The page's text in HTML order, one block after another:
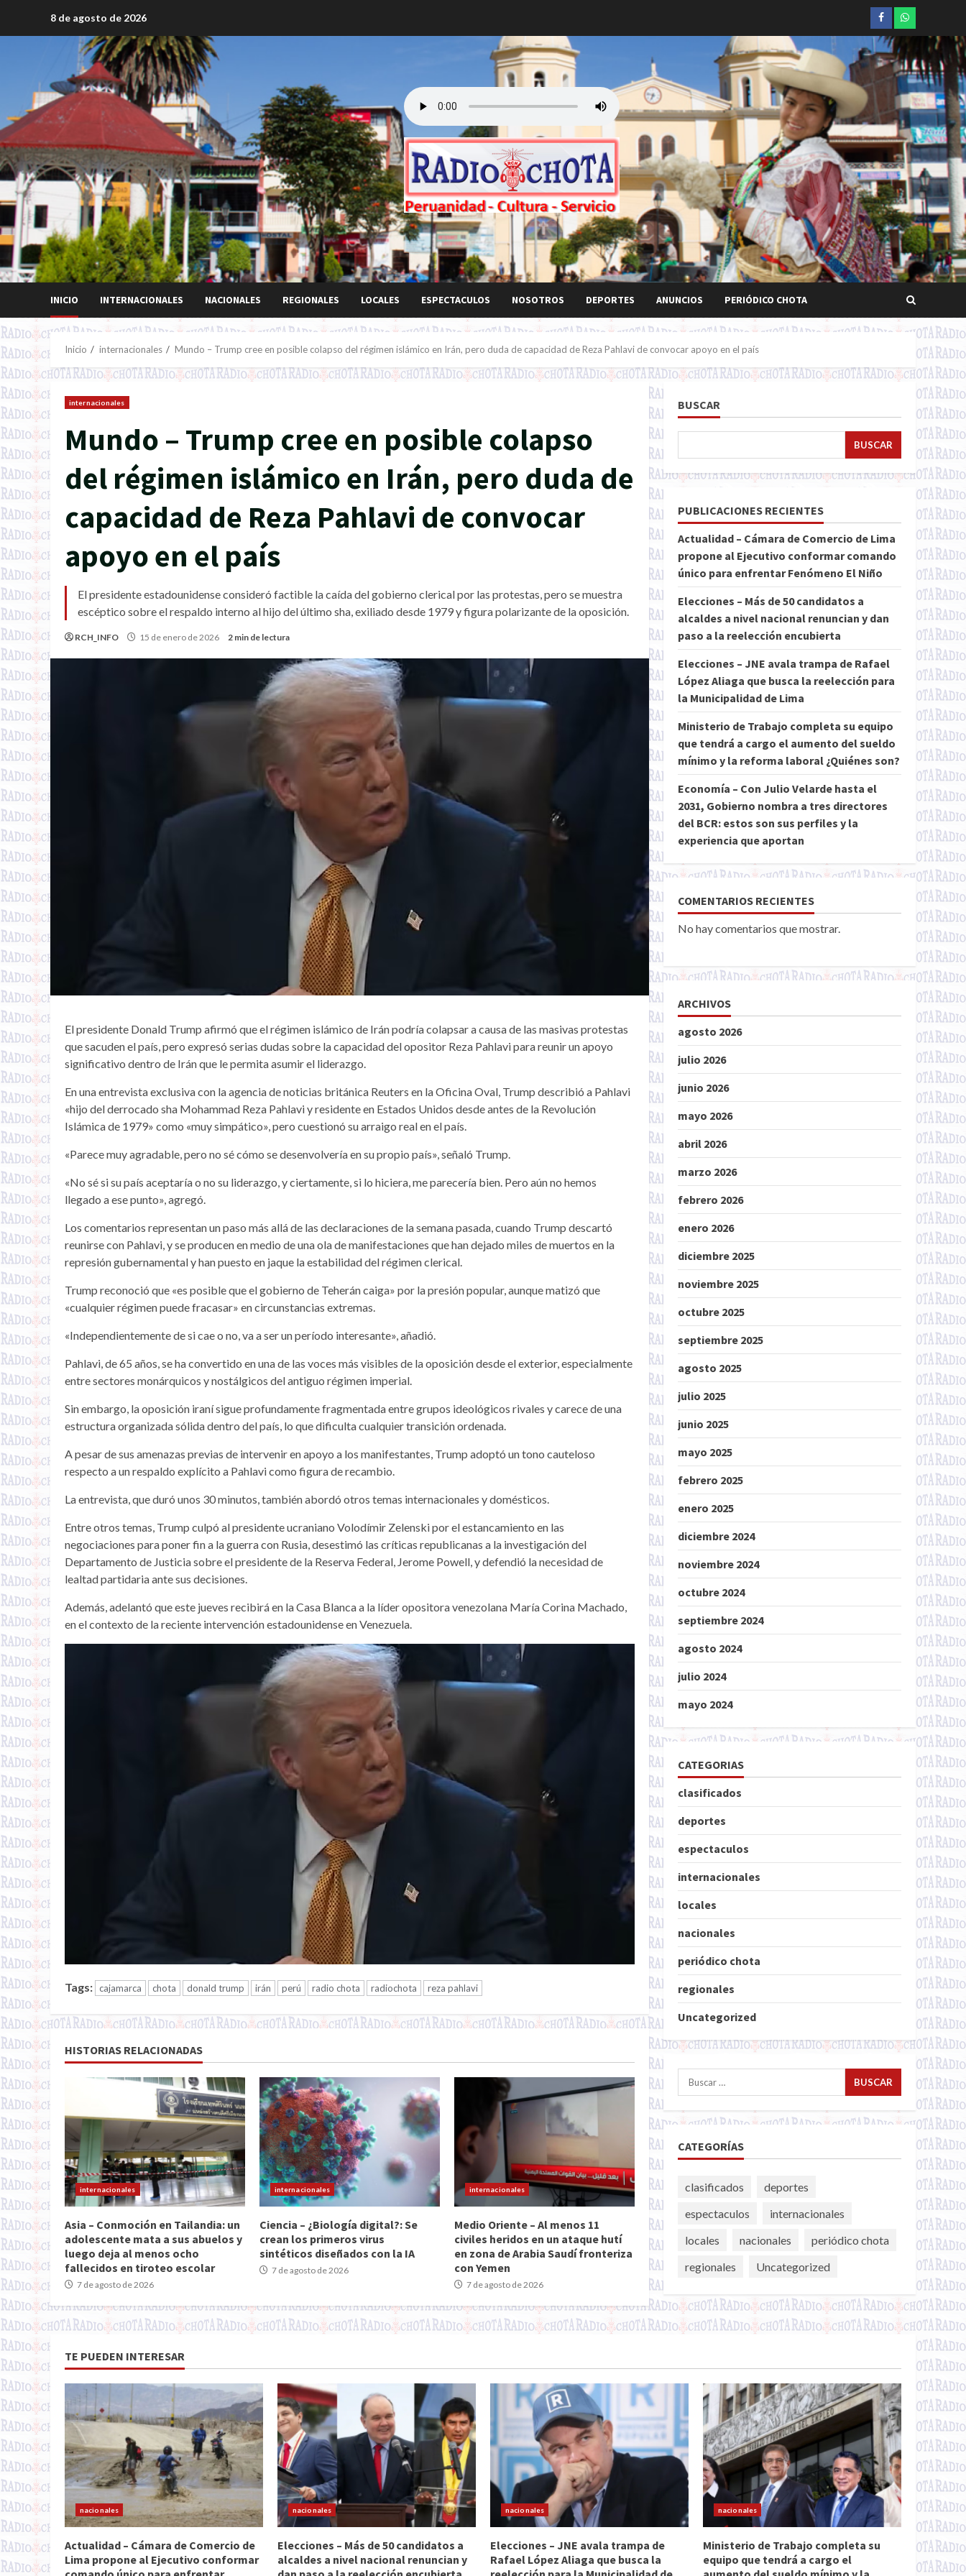
8 de agosto de 2026 Facebookwhatsapp
INICIO INTERNACIONALES NACIONALES REGIONALES LOCALES ESPECTACULOS NOSOTROS DEPORTES ANUNCIOS PERIÓDICO CHOTA
Inicio internacionales Mundo – Trump cree en posible colapso del régimen islámico en Irán, pero duda de capacidad de Reza Pahlavi de convocar apoyo en el país
internacionales
Mundo – Trump cree en posible colapso
del régimen islámico en Irán, pero duda de
capacidad de Reza Pahlavi de convocar
apoyo en el país
El presidente estadounidense consideró factible la caída del gobierno clerical por las protestas, pero se muestra
escéptico sobre el respaldo interno al hijo del último sha, exiliado desde 1979 y figura polarizante de la oposición.
RCH_INFO 15 de enero de 2026 2 min de lectura
El presidente Donald Trump afirmó que el régimen islámico de Irán podría colapsar a causa de las masivas protestas
que sacuden el país, pero expresó serias dudas sobre la capacidad del opositor Reza Pahlavi para reunir un apoyo
significativo dentro de Irán que le permita asumir el liderazgo.
En una entrevista exclusiva con la agencia de noticias británica Reuters en la Oficina Oval, Trump describió a Pahlavi
«hijo del derrocado sha Mohammad Reza Pahlavi y residente en Estados Unidos desde antes de la Revolución
Islámica de 1979» como «muy simpático», pero cuestionó su arraigo real en el país.
«Parece muy agradable, pero no sé cómo se desenvolvería en su propio país», señaló Trump.
«No sé si su país aceptaría o no su liderazgo, y ciertamente, si lo hiciera, me parecería bien. Pero aún no hemos
llegado a ese punto», agregó.
Los comentarios representan un paso más allá de las declaraciones de la semana pasada, cuando Trump descartó
reunirse con Pahlavi, y se producen en medio de una ola de manifestaciones que han dejado miles de muertos en la
represión gubernamental y han puesto en jaque la estabilidad del régimen clerical.
Trump reconoció que «es posible que el gobierno de Teherán caiga» por la presión popular, aunque matizó que
«cualquier régimen puede fracasar» en circunstancias extremas.
«Independientemente de si cae o no, va a ser un período interesante», añadió.
Pahlavi, de 65 años, se ha convertido en una de las voces más visibles de la oposición desde el exterior, especialmente
entre sectores monárquicos y nostálgicos del antiguo régimen imperial.
Sin embargo, la oposición iraní sigue profundamente fragmentada entre grupos ideológicos rivales y carece de una
estructura organizada sólida dentro del país, lo que dificulta cualquier transición ordenada.
A pesar de sus amenazas previas de intervenir en apoyo a los manifestantes, Trump adoptó un tono cauteloso
respecto a un respaldo explícito a Pahlavi como figura de recambio.
La entrevista, que duró unos 30 minutos, también abordó otros temas internacionales y domésticos.
Entre otros temas, Trump culpó al presidente ucraniano Volodímir Zelenski por el estancamiento en las
negociaciones para poner fin a la guerra con Rusia, desestimó las críticas republicanas a la investigación del
Departamento de Justicia sobre el presidente de la Reserva Federal, Jerome Powell, y defendió la necesidad de
lealtad partidaria ante sus decisiones.
Además, adelantó que este jueves recibirá en la Casa Blanca a la líder opositora venezolana María Corina Machado,
en el contexto de la reciente intervención estadounidense en Venezuela.
Tags: cajamarca chota donald trump irán perú radio chota radiochota reza pahlavi
HISTORIAS RELACIONADAS
internacionales
Asia – Conmoción en Tailandia: un
adolescente mata a sus abuelos y
luego deja al menos ocho
fallecidos en tiroteo escolar
7 de agosto de 2026
internacionales
Ciencia – ¿Biología digital?: Se
crean los primeros virus
sintéticos diseñados con la IA
7 de agosto de 2026
internacionales
Medio Oriente – Al menos 11
civiles heridos en un ataque hutí
en zona de Arabia Saudí fronteriza
con Yemen
7 de agosto de 2026
BUSCAR
BUSCAR
PUBLICACIONES RECIENTES
Actualidad – Cámara de Comercio de Lima
propone al Ejecutivo conformar comando
único para enfrentar Fenómeno El Niño
Elecciones – Más de 50 candidatos a
alcaldes a nivel nacional renuncian y dan
paso a la reelección encubierta
Elecciones – JNE avala trampa de Rafael
López Aliaga que busca la reelección para
la Municipalidad de Lima
Ministerio de Trabajo completa su equipo
que tendrá a cargo el aumento del sueldo
mínimo y la reforma laboral ¿Quiénes son?
Economía – Con Julio Velarde hasta el
2031, Gobierno nombra a tres directores
del BCR: estos son sus perfiles y la
experiencia que aportan
COMENTARIOS RECIENTES
No hay comentarios que mostrar.
ARCHIVOS
agosto 2026
julio 2026
junio 2026
mayo 2026
abril 2026
marzo 2026
febrero 2026
enero 2026
diciembre 2025
noviembre 2025
octubre 2025
septiembre 2025
agosto 2025
julio 2025
junio 2025
mayo 2025
febrero 2025
enero 2025
diciembre 2024
noviembre 2024
octubre 2024
septiembre 2024
agosto 2024
julio 2024
mayo 2024
CATEGORIAS
clasificados
deportes
espectaculos
internacionales
locales
nacionales
periódico chota
regionales
Uncategorized
Buscar:
CATEGORÍAS
clasificados
deportes
espectaculos
internacionales
locales
nacionales
periódico chota
regionales
Uncategorized
TE PUEDEN INTERESAR
nacionales
Actualidad – Cámara de Comercio de
Lima propone al Ejecutivo conformar
nacionales
Elecciones – Más de 50 candidatos a
alcaldes a nivel nacional renuncian y
nacionales
Elecciones – JNE avala trampa de
Rafael López Aliaga que busca la
nacionales
Ministerio de Trabajo completa su
equipo que tendrá a cargo el